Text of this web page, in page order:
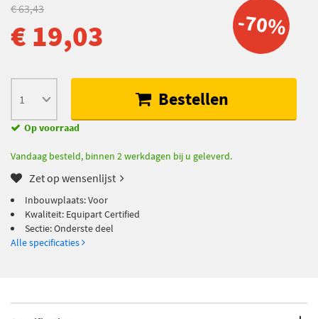
-70%
€ 63,43
€ 19,03
Bestellen
Op voorraad
Vandaag besteld, binnen 2 werkdagen bij u geleverd.
Zet op wensenlijst
Inbouwplaats: Voor
Kwaliteit: Equipart Certified
Sectie: Onderste deel
Alle specificaties